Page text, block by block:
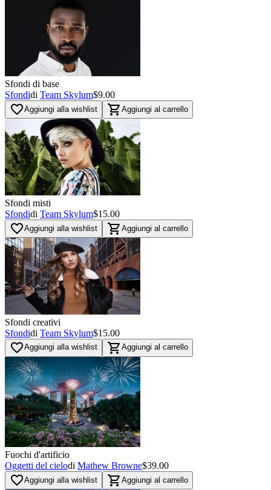
Sfondi di base
Sfondidi Team Skylum$9.00
favorite_borderAggiungi alla wishlist shopping_cart Aggiungi al carrello
Sfondi misti
Sfondidi Team Skylum$15.00
favorite_borderAggiungi alla wishlist shopping_cart Aggiungi al carrello
Sfondi creativi
Sfondidi Team Skylum$15.00
favorite_borderAggiungi alla wishlist shopping_cart Aggiungi al carrello
Fuochi d'artificio
Oggetti del cielodi Mathew Browne$39.00
favorite_borderAggiungi alla wishlist shopping_cart Aggiungi al carrello